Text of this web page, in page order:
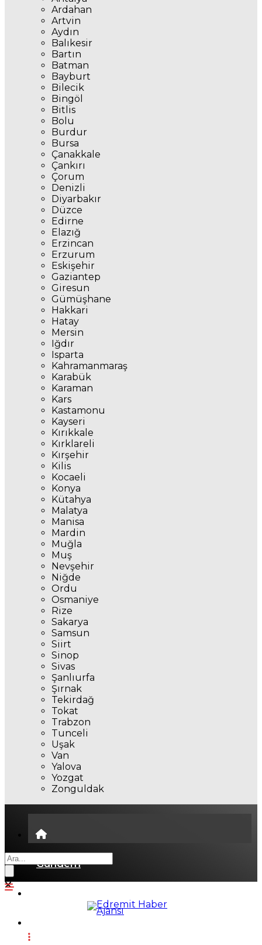
Ardahan
Artvin
Aydın
Balıkesir
Bartın
Batman
Bayburt
Bilecik
Bingöl
Bitlis
Bolu
Burdur
Bursa
Çanakkale
Çankırı
Çorum
Denizli
Diyarbakır
Düzce
Edirne
Elazığ
Erzincan
Erzurum
Eskişehir
Gaziantep
Giresun
Gümüşhane
Hakkari
Hatay
Mersin
Iğdır
Isparta
Kahramanmaraş
Karabük
Karaman
Kars
Kastamonu
Kayseri
Kırıkkale
Kırklareli
Kırşehir
Kilis
Kocaeli
Konya
Kütahya
Malatya
Manisa
Mardin
Muğla
Muş
Nevşehir
Niğde
Ordu
Osmaniye
Rize
Sakarya
Samsun
Siirt
Sinop
Sivas
Şanlıurfa
Şırnak
Tekirdağ
Tokat
Trabzon
Tunceli
Uşak
Van
Yalova
Yozgat
Zonguldak
Gündem